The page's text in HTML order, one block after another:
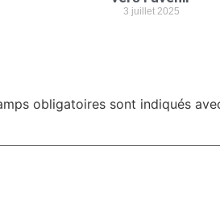
3 juillet 2025
obligatoires sont indiqués